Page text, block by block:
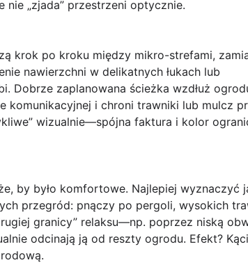
„zjada” przestrzeni optycznie.
krok po kroku między mikro-strefami,
nawierzchni w delikatnych łukach lub
Dobrze zaplanowana ścieżka wzdłuż
komunikacyjnej i chroni trawniki lub mulcz
wizualnie—spójna faktura i kolor
by było komfortowe. Najlepiej wyznaczyć
przegród: pnączy po pergoli, wysokich
granicy” relaksu—np. poprzez niską
odcinają ją od reszty ogrodu. Efekt?